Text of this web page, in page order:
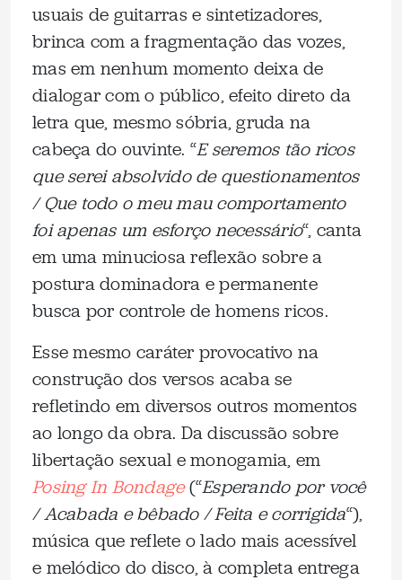
usuais de guitarras e sintetizadores,
brinca com a fragmentação das vozes,
mas em nenhum momento deixa de
dialogar com o público, efeito direto da
letra que, mesmo sóbria, gruda na
cabeça do ouvinte. “E seremos tão ricos
que serei absolvido de questionamentos
/ Que todo o meu mau comportamento
foi apenas um esforço necessário“, canta
em uma minuciosa reflexão sobre a
postura dominadora e permanente
busca por controle de homens ricos.
Esse mesmo caráter provocativo na
construção dos versos acaba se
refletindo em diversos outros momentos
ao longo da obra. Da discussão sobre
libertação sexual e monogamia, em
Posing In Bondage(“Esperando por você
/ Acabada e bêbado / Feita e corrigida“),
música que reflete o lado mais acessível
e melódico do disco, à completa entrega